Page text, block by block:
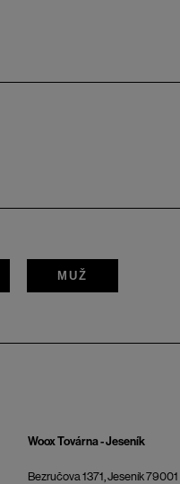
MUŽ
Woox Továrna - Jeseník
Bezručova 1371, Jeseník 79001